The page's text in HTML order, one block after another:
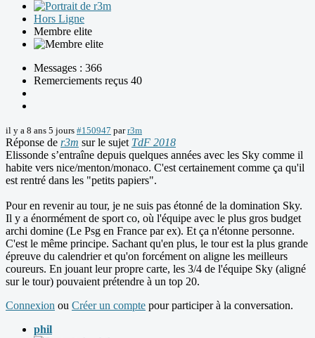
Hors Ligne
Membre elite
Messages : 366
Remerciements reçus 40
il y a 8 ans 5 jours #150947 parr3m
Réponse de r3m sur le sujet TdF 2018
Elissonde s’entraîne depuis quelques années avec les Sky comme il
habite vers nice/menton/monaco. C'est certainement comme ça qu'il
est rentré dans les "petits papiers".
Pour en revenir au tour, je ne suis pas étonné de la domination Sky.
Il y a énormément de sport co, où l'équipe avec le plus gros budget
archi domine (Le Psg en France par ex). Et ça n'étonne personne.
C'est le même principe. Sachant qu'en plus, le tour est la plus grande
épreuve du calendrier et qu'on forcément on aligne les meilleurs
coureurs. En jouant leur propre carte, les 3/4 de l'équipe Sky (aligné
sur le tour) pouvaient prétendre à un top 20.
Connexion ou Créer un compte pour participer à la conversation.
phil